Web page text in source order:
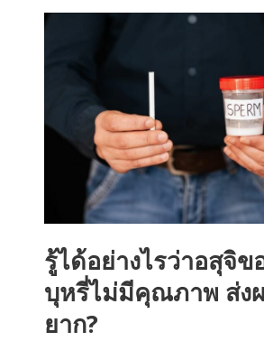
รู้ได้อย่างไรว่าอสุจิข
บุหรี่ไม่มีคุณภาพ ส่ง
ยาก?